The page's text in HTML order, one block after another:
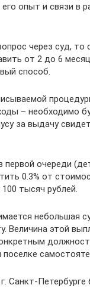
опыт и связи в
через суд, то
от 2 до 6
способ.
– необходимо
за выдачу
первой очереди
0.3% от
тысяч рублей.
небольшая
Величина этой
Санкт-